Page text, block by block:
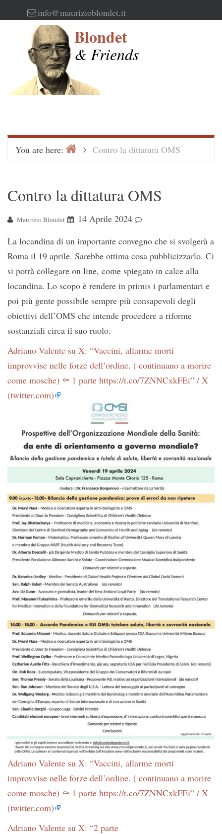
to
info@maurizioblondet.it
Blondet
& Friends
You are here: HomeContro la dittatura OMS
Contro la dittatura OMS
Maurizio Blondet
14 Aprile 2024
La locandina di un importante convegno che si svolgerà a
Roma il 19 aprile. Sarebbe ottima cosa pubblicizzarlo. Ci
si potrà collegare on line, come spiegato in calce alla
locandina. Lo scopo è rendere in primis i parlamentari e
poi più gente possibile sempre più consapevoli degli
obiettivi dell’OMS che intende procedere a riforme
sostanziali circa il suo ruolo.
Adriano Valente su X: “Vaccini, allarme morti
improvvise nelle forze dell’ordine. ( continuano a morire
come mosche) ⚰️ 1 parte https://t.co/7ZNNCxkFEi” / X
(twitter.com)
Adriano Valente su X: “Vaccini, allarme morti
improvvise nelle forze dell’ordine. ( continuano a morire
come mosche) ⚰️ 1 parte https://t.co/7ZNNCxkFEi” / X
(twitter.com)
Adriano Valente su X: “2 parte